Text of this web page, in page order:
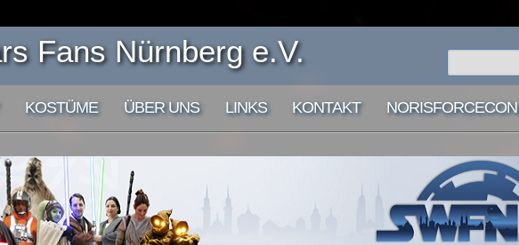
Fans Nürnberg e.V.
KOSTÜME ÜBER UNS LINKS KONTAKT NORISFORCECON